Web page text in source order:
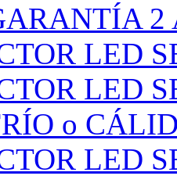
2
LED
LED
o
LED